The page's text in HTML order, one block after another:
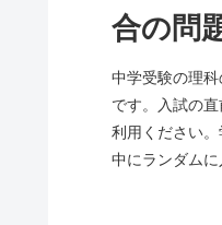
合の問
中学受験の理
です。入試の
利用ください
中にランダムに